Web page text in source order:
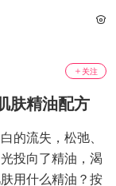
关注
肤精油配方
的流失，松弛、
投向了精油，渴
用什么精油？按